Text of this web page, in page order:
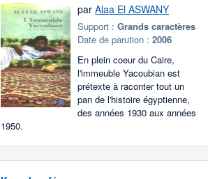
par Alaa El ASWANY
Support : Grands caractères
Date de parution : 2006
En plein coeur du Caire,
l'immeuble Yacoubian est
prétexte à raconter tout un
pan de l'histoire égyptienne,
des années 1930 aux années
1950.